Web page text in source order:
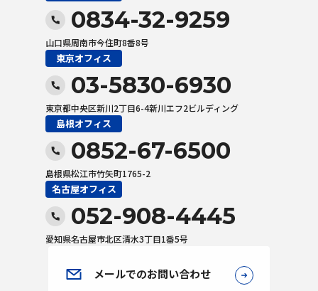
0834-32-9259
山口県周南市今住町8番8号
東京オフィス
03-5830-6930
東京都中央区新川2丁目6-4新川エフ2ビルディング
島根オフィス
0852-67-6500
島根県松江市竹矢町1765-2
名古屋オフィス
052-908-4445
愛知県名古屋市北区清水3丁目1番5号
メールでのお問い合わせ